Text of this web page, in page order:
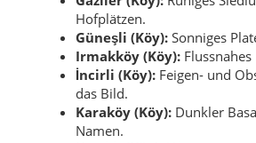
Hofplätzen.
Güneşli (Köy): Sonniges
Irmakköy (Köy):
İncirli (Köy): Feigen- und
das Bild.
Karaköy (Köy): Dunkler
Namen.